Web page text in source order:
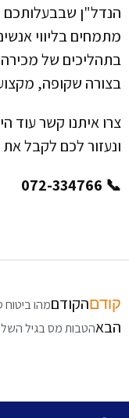
הנדל"ן שבבעלותכם
מתמחים בליווי
בתהליכים של מכירה,
בצורה שקופה,
צרו איתנו קשר עוד
ונעזור לכם לקבל
📞 072-334766
קודםהקודםמהו ביטוח
הבאהטבות מס בגיל